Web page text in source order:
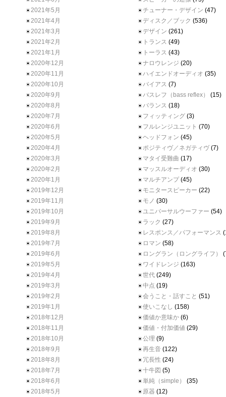
2021年5月
2021年4月
2021年3月
2021年2月
2021年1月
2020年12月
2020年11月
2020年10月
2020年9月
2020年8月
2020年7月
2020年6月
2020年5月
2020年4月
2020年3月
2020年2月
2020年1月
2019年12月
2019年11月
2019年10月
2019年9月
2019年8月
2019年7月
2019年6月
2019年5月
2019年4月
2019年3月
2019年2月
2019年1月
2018年12月
2018年11月
2018年10月
2018年9月
2018年8月
2018年7月
2018年6月
2018年5月
チューナー・デザイン (47)
ディスク／ブック (536)
デザイン (261)
トランス (49)
トーラス (43)
ナロウレンジ (20)
ハイエンドオーディオ (35)
バイアス (7)
バスレフ（bass reflex）
(15)
バランス (18)
フィッティング (3)
フルレンジユニット (70)
ヘッドフォン (45)
ポジティヴ／ネガティヴ(7)
マタイ受難曲 (17)
マッスルオーディオ (30)
マルチアンプ (45)
モニタースピーカー (22)
モノ (30)
ユニバーサルウーファー (54)
ラック (27)
レスポンス／パフォーマンス
ロマン (58)
ロングラン（ロングライフ）
ワイドレンジ (163)
世代 (249)
中点 (19)
会うこと・話すこと (51)
使いこなし (158)
価値か意味か (6)
価値・付加価値 (29)
公理 (9)
再生音 (122)
冗長性 (24)
十牛図 (5)
単純（simple）
(35)
原器 (12)